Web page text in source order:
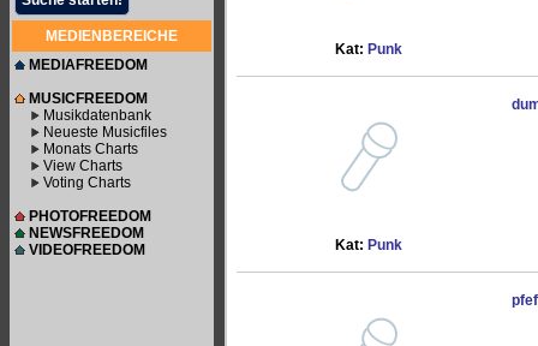
MEDIENBEREICHE
MEDIAFREEDOM
MUSICFREEDOM
Musikdatenbank
Neueste Musicfiles
Monats Charts
View Charts
Voting Charts
PHOTOFREEDOM
NEWSFREEDOM
VIDEOFREEDOM
Kat: Punk
Kat: Punk